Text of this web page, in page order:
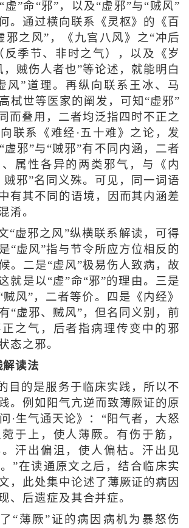
虚”命“邪”，以及“虚邪”与“贼风”
。通过横向联系《灵枢》的《百
邪之风”，《九宫八风》之“冲后
反季节、非时之气），以及《岁
，贼伤人者也”等论述，就能明白
风”道理。再纵向联系王冰、马
栻世等医家的阐发，可知“虚邪”
而叠用，二者均泛指四时不正之
联系《难经·五十难》之论，发
虚邪”与“贼邪”有不同内涵，二者
属性各异的两类邪气，与《内
贼邪”名同义殊。可见，同一词语
有其不同的语境，因而其内涵差
淆。
“虚邪之风”纵横联系解读，可得
“虚风”指与节令所应方位相反的
。二是“虚风”极易伤人致病，故
就是以“虚”命“邪”的理由。三是
贼风”，二者等价。四是《内经》
“虚邪、贼风”，但名同义别，前
之气，后者指病理传变中的邪
态之邪。
读法
目的是服务于临床实践，所以不
。例如阳气亢逆而致薄厥证的原
·生气通天论》：“阳气者，大怒
于上，使人薄厥。有伤于筋，
汗出偏沮，使人偏枯。汗出见
”在读通原文之后，结合临床实
，此处集中论述了薄厥证的病因
、后遗症及其合并症。
“薄厥”证的病因病机为暴怒伤